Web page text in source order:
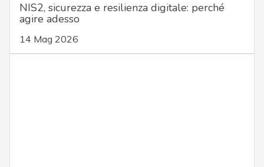
NIS2, sicurezza e resilienza digitale: perché
agire adesso
14 Mag 2026